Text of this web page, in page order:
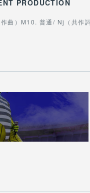
PRODUCTION
曲）M10. 普通/ Nj（共作